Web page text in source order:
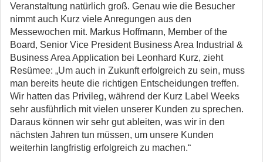
Veranstaltung natürlich groß. Genau wie die Besucher
nimmt auch Kurz viele Anregungen aus den
Messewochen mit. Markus Hoffmann, Member of the
Board, Senior Vice President Business Area Industrial &
Business Area Application bei Leonhard Kurz, zieht
Resümee: „Um auch in Zukunft erfolgreich zu sein, muss
man bereits heute die richtigen Entscheidungen treffen.
Wir hatten das Privileg, während der Kurz Label Weeks
sehr ausführlich mit vielen unserer Kunden zu sprechen.
Daraus können wir sehr gut ableiten, was wir in den
nächsten Jahren tun müssen, um unsere Kunden
weiterhin langfristig erfolgreich zu machen.“